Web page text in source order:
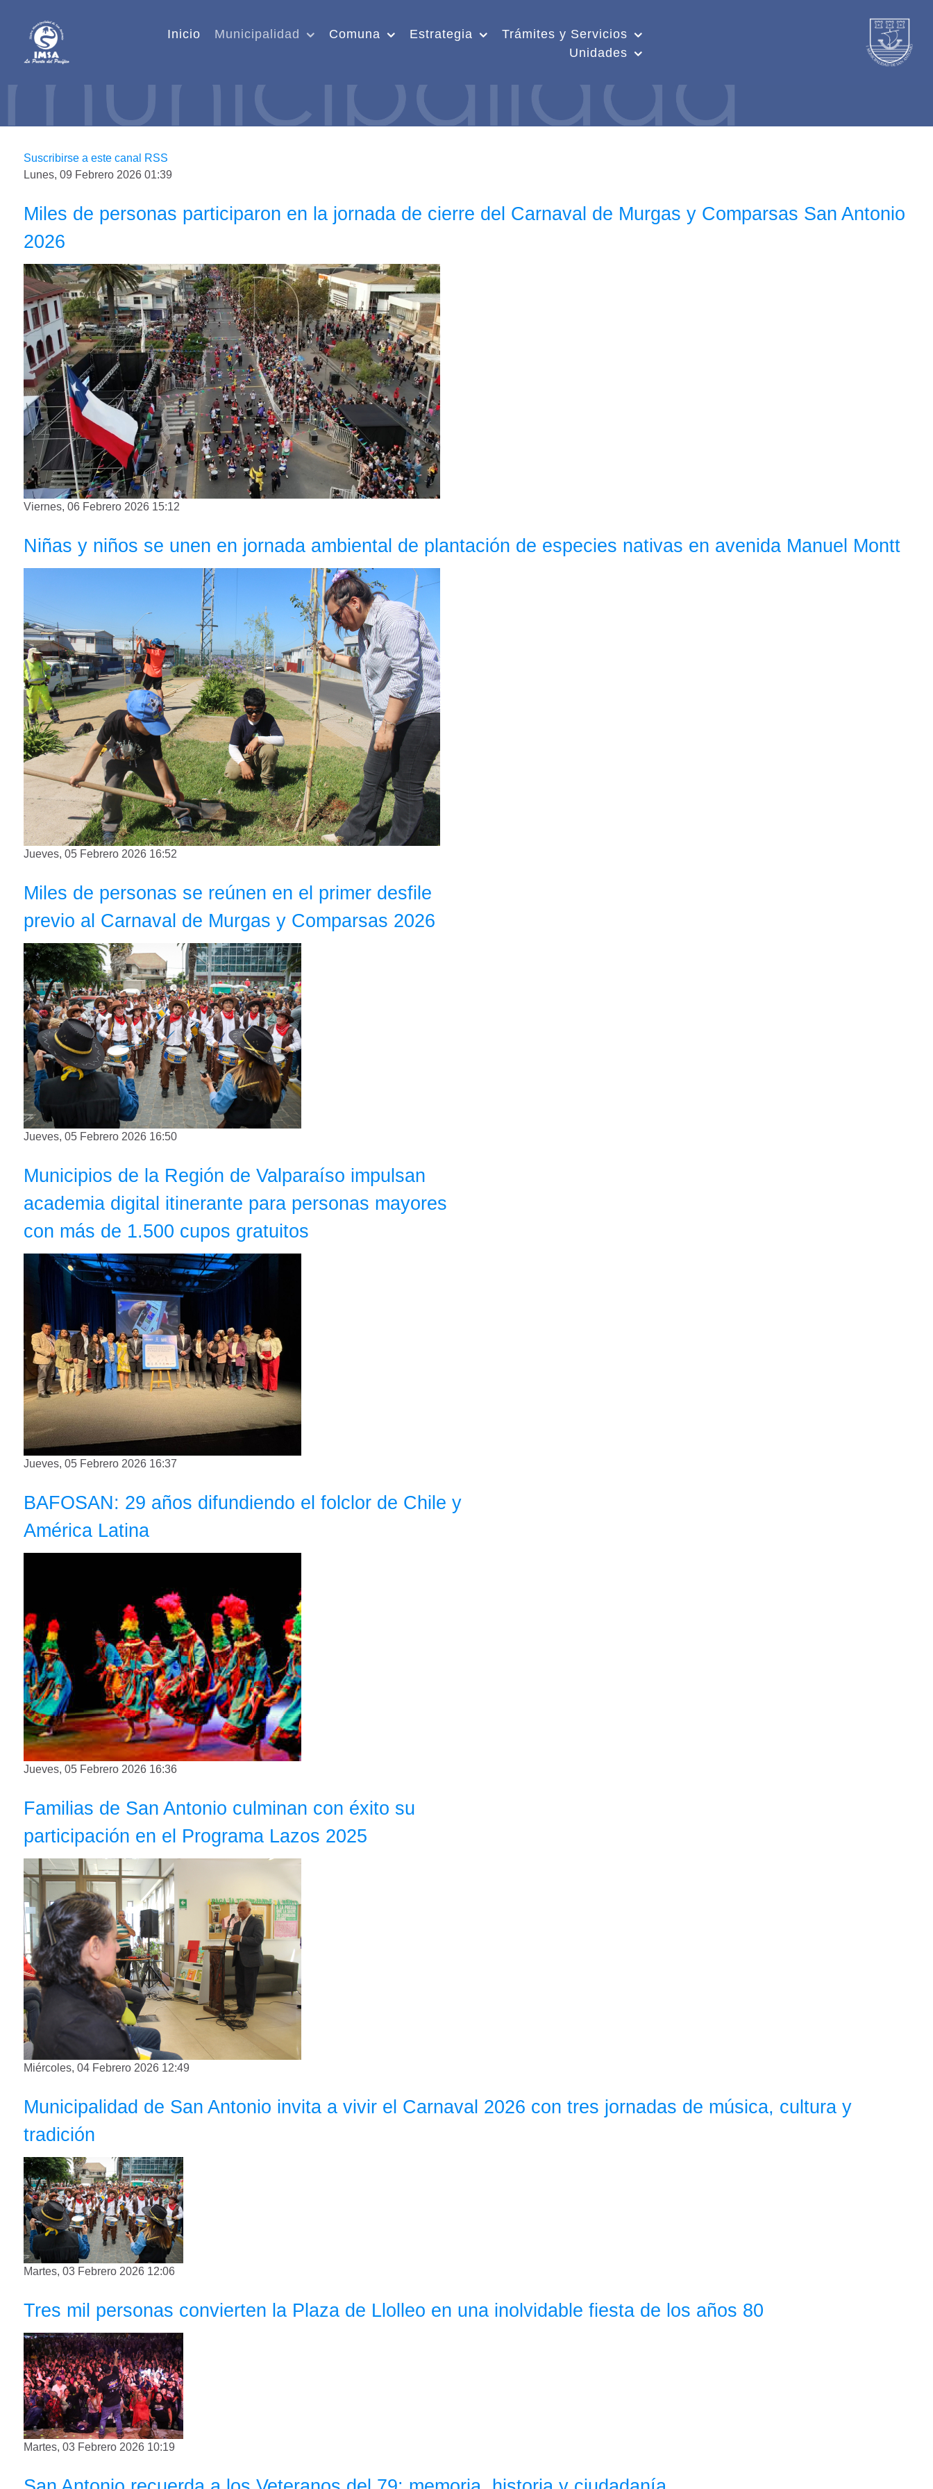
Inicio Municipalidad Comuna Estrategia
Trámites y Servicios
Unidades
Suscribirse a este canal RSS
Lunes, 09 Febrero 2026 01:39
Miles de personas participaron en la jornada de cierre del Carnaval de Murgas y Comparsas San Antonio
2026
Viernes, 06 Febrero 2026 15:12
Niñas y niños se unen en jornada ambiental de plantación de especies nativas en avenida Manuel Montt
Jueves, 05 Febrero 2026 16:52
Miles de personas se reúnen en el primer desfile
previo al Carnaval de Murgas y Comparsas 2026
Jueves, 05 Febrero 2026 16:50
Municipios de la Región de Valparaíso impulsan
academia digital itinerante para personas mayores
con más de 1.500 cupos gratuitos
Jueves, 05 Febrero 2026 16:37
BAFOSAN: 29 años difundiendo el folclor de Chile y
América Latina
Jueves, 05 Febrero 2026 16:36
Familias de San Antonio culminan con éxito su
participación en el Programa Lazos 2025
Miércoles, 04 Febrero 2026 12:49
Municipalidad de San Antonio invita a vivir el Carnaval 2026 con tres jornadas de música, cultura y
tradición
Martes, 03 Febrero 2026 12:06
Tres mil personas convierten la Plaza de Llolleo en una inolvidable fiesta de los años 80
Martes, 03 Febrero 2026 10:19